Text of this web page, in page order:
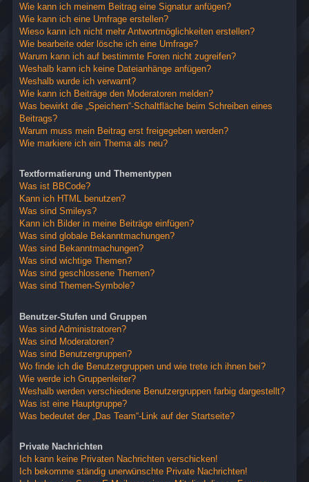
Wie kann ich meinem Beitrag eine Signatur anfügen?
Wie kann ich eine Umfrage erstellen?
Wieso kann ich nicht mehr Antwortmöglichkeiten erstellen?
Wie bearbeite oder lösche ich eine Umfrage?
Warum kann ich auf bestimmte Foren nicht zugreifen?
Weshalb kann ich keine Dateianhänge anfügen?
Weshalb wurde ich verwarnt?
Wie kann ich Beiträge den Moderatoren melden?
Was bewirkt die „Speichern“-Schaltfläche beim Schreiben eines
Beitrags?
Warum muss mein Beitrag erst freigegeben werden?
Wie markiere ich ein Thema als neu?
Textformatierung und Thementypen
Was ist BBCode?
Kann ich HTML benutzen?
Was sind Smileys?
Kann ich Bilder in meine Beiträge einfügen?
Was sind globale Bekanntmachungen?
Was sind Bekanntmachungen?
Was sind wichtige Themen?
Was sind geschlossene Themen?
Was sind Themen-Symbole?
Benutzer-Stufen und Gruppen
Was sind Administratoren?
Was sind Moderatoren?
Was sind Benutzergruppen?
Wo finde ich die Benutzergruppen und wie trete ich ihnen bei?
Wie werde ich Gruppenleiter?
Weshalb werden verschiedene Benutzergruppen farbig dargestellt?
Was ist eine Hauptgruppe?
Was bedeutet der „Das Team“-Link auf der Startseite?
Private Nachrichten
Ich kann keine Privaten Nachrichten verschicken!
Ich bekomme ständig unerwünschte Private Nachrichten!